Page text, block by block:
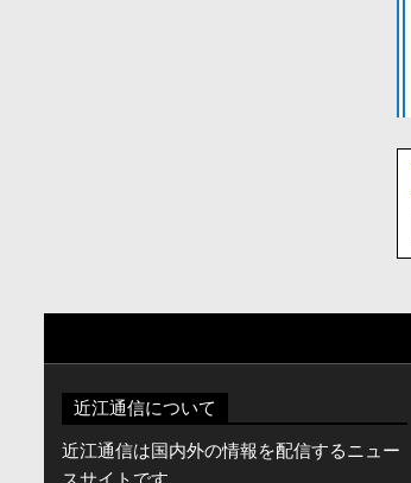
近江通信について
近江通信は国内外の情報を配信するニュー
スサイトです。